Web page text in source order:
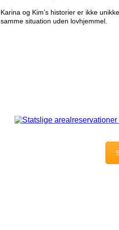
Karina og Kim’s historier er ikke
samme situation uden lovhjemmel.